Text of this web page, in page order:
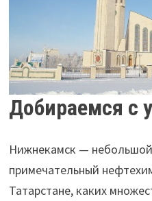
Добираемся с
Нижнекамск —
примечательный
Татарстане, каких